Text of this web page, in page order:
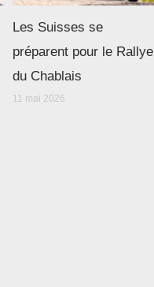
Les Suisses se
préparent pour le Rallye
du Chablais
11 mai 2026